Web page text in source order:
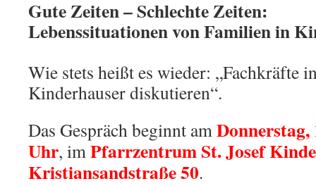
Gute Zeiten – Schlechte Zeiten:
Lebenssituationen von Familien in
Wie stets heißt es wieder: „Fachkräfte
Kinderhauser diskutieren“.
Das Gespräch beginnt am
Uhr, imPfarrzentrum St. Josef
Kristiansandstraße 50.